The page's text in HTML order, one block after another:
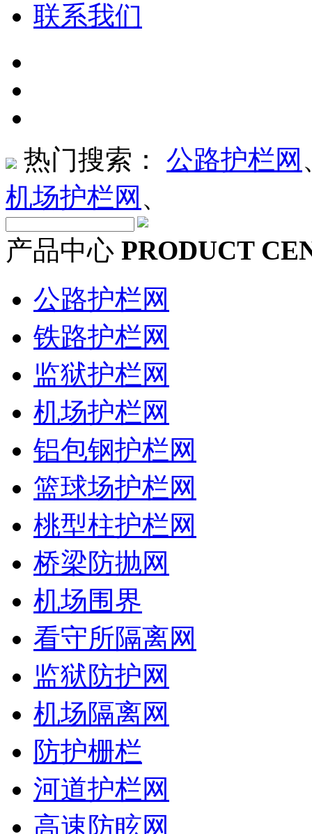
联系我们
热门搜索： 公路护栏网
机场护栏网 、
产品中心 PRODUCT
公路护栏网
铁路护栏网
监狱护栏网
机场护栏网
铝包钢护栏网
篮球场护栏网
桃型柱护栏网
桥梁防抛网
机场围界
看守所隔离网
监狱防护网
机场隔离网
防护栅栏
河道护栏网
高速防眩网